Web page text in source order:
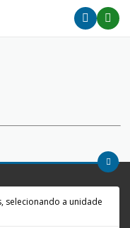
selecionando a unidade